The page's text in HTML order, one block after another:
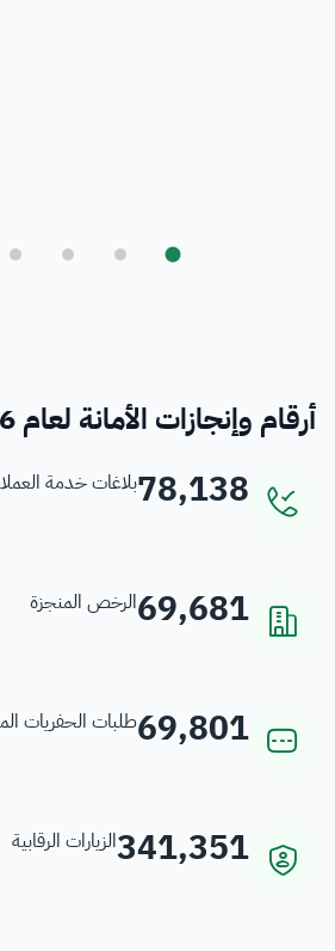
أرقام وإنجازات الأمانة لعام 2026
78,138بلاغات خدمة
69,681الرخص المنجزة
69,801طلبات الحفريات
341,351الزيارات الرقابية